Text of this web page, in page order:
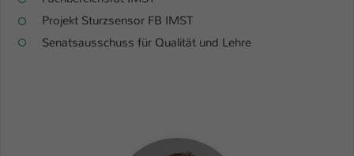
Projekt Sturzsensor FB IMST
Senatsausschuss für Qualität und Lehre